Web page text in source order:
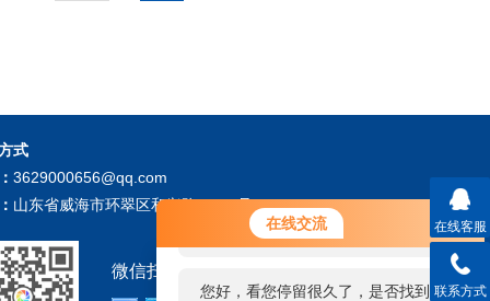
在线交流
您好！欢迎前来咨询，很高兴为您
服务，请问您要咨询什么问题呢？
您好，看您停留很久了，是否找到
式
3629000656@qq.com
山东省威海市环翠区和兴路196-1号
微信扫描关注我们：
在线客服
联系方式